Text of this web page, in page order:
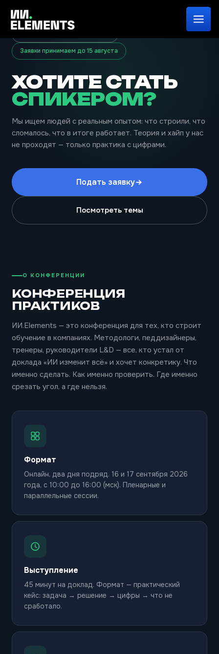
Заявки принимаем до 15 августа
ХОТИТЕ СТАТЬ
СПИКЕРОМ?
Мы ищем людей с реальным опытом: что строили, что
сломалось, что в итоге работает. Теория и хайп у нас
не проходят — только практика с цифрами.
Подать заявку
Посмотреть темы
О КОНФЕРЕНЦИИ
КОНФЕРЕНЦИЯ
ПРАКТИКОВ
ИИ.Elements — это конференция для тех, кто строит
обучение в компаниях. Методологи, педдизайнеры,
тренеры, руководители L&D — все, кто устал от
доклада «ИИ изменит всё» и хочет конкретику. Что
именно сделать. Как именно проверить. Где именно
срезать угол, а где нельзя.
Формат
Онлайн, два дня подряд. 16 и 17 сентября 2026
года, с 10:00 до 16:00 (мск). Пленарные и
параллельные сессии.
Выступление
45 минут на доклад. Формат — практический
кейс: задача → решение → цифры → что не
сработало.